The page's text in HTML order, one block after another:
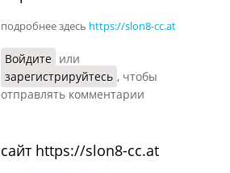
подробнее здесь https://slon8-cc.at
Войдите или
зарегистрируйтесь , чтобы
отправлять комментарии
сайт https://slon8-cc.at